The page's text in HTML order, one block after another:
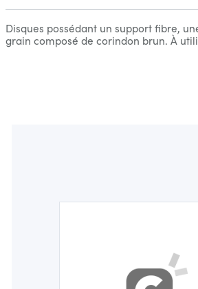
Disques possédant un support fibre,
grain composé de corindon brun. À